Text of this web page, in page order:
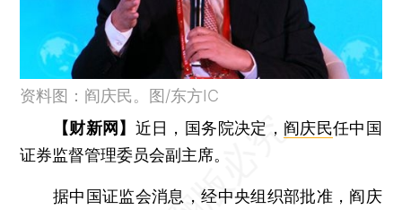
资料图：阎庆民。图/东方IC
【财新网】 近日，国务院决定， 阎庆民任中国
证券监督管理委员会副主席。
据中国证监会消息，经中央组织部批准，阎庆